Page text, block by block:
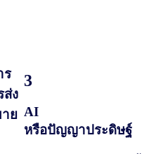
ร
ส่ง
ย
3
AI
หรือปัญญาประดิษฐ์